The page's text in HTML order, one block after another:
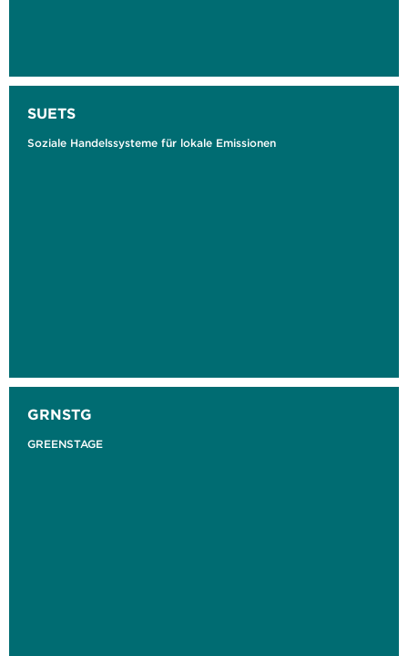
SUETS
Soziale Handelssysteme für lokale Emissionen
GRNSTG
GREENSTAGE